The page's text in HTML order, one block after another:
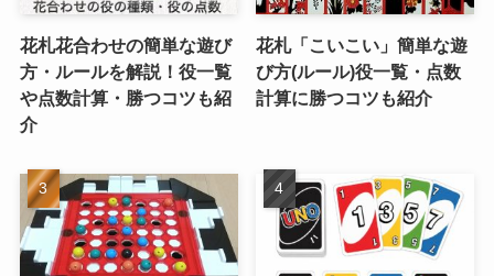
花札花合わせの簡単な遊び
方・ルールを解説！役一覧
や点数計算・勝つコツも紹
介
花札「こいこい」簡単な遊
び方(ルール)役一覧・点数
計算に勝つコツも紹介